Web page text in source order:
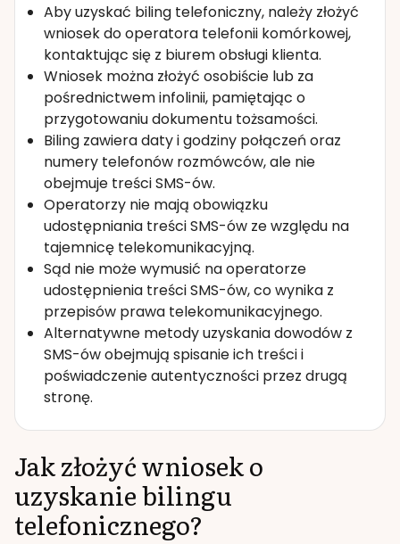
Aby uzyskać biling telefoniczny, należy złożyć
wniosek do operatora telefonii komórkowej,
kontaktując się z biurem obsługi klienta.
Wniosek można złożyć osobiście lub za
pośrednictwem infolinii, pamiętając o
przygotowaniu dokumentu tożsamości.
Biling zawiera daty i godziny połączeń oraz
numery telefonów rozmówców, ale nie
obejmuje treści SMS-ów.
Operatorzy nie mają obowiązku
udostępniania treści SMS-ów ze względu na
tajemnicę telekomunikacyjną.
Sąd nie może wymusić na operatorze
udostępnienia treści SMS-ów, co wynika z
przepisów prawa telekomunikacyjnego.
Alternatywne metody uzyskania dowodów z
SMS-ów obejmują spisanie ich treści i
poświadczenie autentyczności przez drugą
stronę.
Jak złożyć wniosek o
uzyskanie bilingu
telefonicznego?